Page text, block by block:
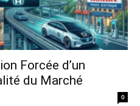
Forcée d’un
du Marché
0